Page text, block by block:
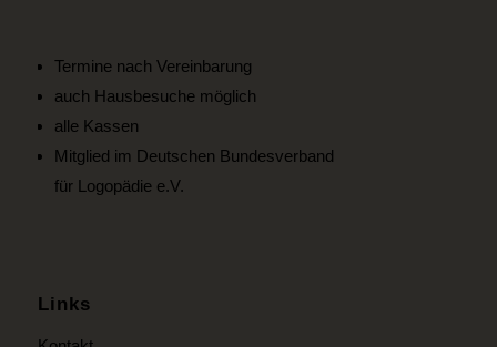
Termine nach Vereinbarung
auch Hausbesuche möglich
alle Kassen
Mitglied im Deutschen Bundesverband
für Logopädie e.V.
Links